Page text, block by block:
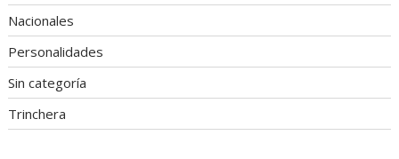
Nacionales
Personalidades
Sin categoría
Trinchera